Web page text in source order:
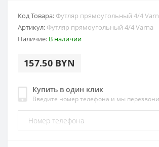
Код Товара: Футляр прямоугольный 4/4
Артикул: Футляр прямоугольный 4/4 Varna
Наличие: В наличии
157.50 BYN
Купить в один клик
Введите номер телефона и мы